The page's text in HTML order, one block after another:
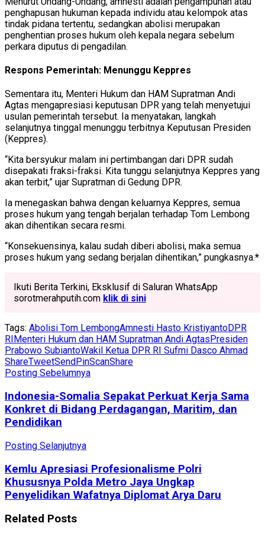
penghapusan hukuman kepada individu atau kelompok atas
tindak pidana tertentu, sedangkan abolisi merupakan
penghentian proses hukum oleh kepala negara sebelum
perkara diputus di pengadilan.
Respons Pemerintah: Menunggu Keppres
Sementara itu, Menteri Hukum dan HAM Supratman Andi
Agtas mengapresiasi keputusan DPR yang telah menyetujui
usulan pemerintah tersebut. Ia menyatakan, langkah
selanjutnya tinggal menunggu terbitnya Keputusan Presiden
(Keppres).
“Kita bersyukur malam ini pertimbangan dari DPR sudah
disepakati fraksi-fraksi. Kita tunggu selanjutnya Keppres yang
akan terbit,” ujar Supratman di Gedung DPR.
Ia menegaskan bahwa dengan keluarnya Keppres, semua
proses hukum yang tengah berjalan terhadap Tom Lembong
akan dihentikan secara resmi.
“Konsekuensinya, kalau sudah diberi abolisi, maka semua
proses hukum yang sedang berjalan dihentikan,” pungkasnya.*
Ikuti Berita Terkini, Eksklusif di Saluran WhatsApp
sorotmerahputih.com klik di sini
Tags: Abolisi Tom LembongAmnesti Hasto KristiyantoDPR
RI Menteri Hukum dan HAM Supratman Andi Agtas Presiden
Prabowo SubiantoWakil Ketua DPR RI Sufmi Dasco Ahmad
ShareTweetSend PinScanShare
Posting Sebelumnya
Indonesia-Somalia Sepakat Perkuat Kerja Sama
Konkret di Bidang Perdagangan, Maritim, dan
Pendidikan
Posting Selanjutnya
Kemlu Apresiasi Profesionalisme Polri
Khususnya Polda Metro Jaya Ungkap
Penyelidikan Wafatnya Diplomat Arya Daru
Related Posts